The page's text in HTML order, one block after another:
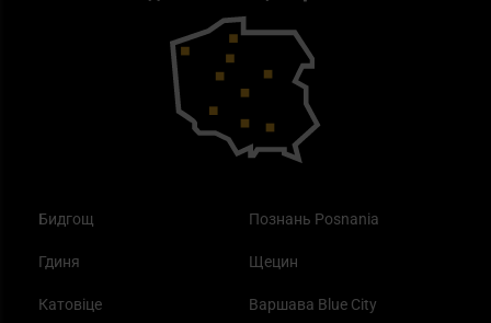
Бидгощ
Гдиня
Катовіце
Познань Posnania
Щецин
Варшава Blue City
Як працює маска від смогу?
Найкращі спальні мішки на осінь